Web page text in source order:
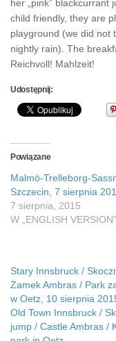
her „pink”
child friendly, they are
playground (we did not
nightly rain). The
Reichvoll! Mahlzeit!
Udostępnij:
Powiązane
Malmö-Trelleborg-
Szczecin, 7 sierpnia
7 sierpnia, 2015
W „ENGLISH VERSION"
Stary Innsbruck /
Zamek Ambras / Park
w Oetz, 10 sierpnia
Old Town Innsbruck /
jump / Castle Ambras /